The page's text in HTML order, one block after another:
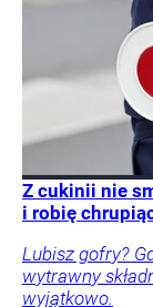
Z cukinii nie
i robię
Lubisz gofry?
wytrawny
wyjątkowo.